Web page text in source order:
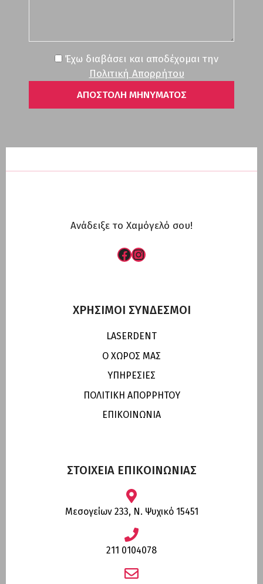
Έχω διαβάσει και αποδέχομαι την
Πολιτική Απορρήτου
Ανάδειξε το Χαμόγελό σου!
Facebook
Instagram
ΧΡΗΣΙΜΟΙ ΣΥΝΔΕΣΜΟΙ
LASERDENT
Ο ΧΩΡΟΣ ΜΑΣ
ΥΠΗΡΕΣΙΕΣ
ΠΟΛΙΤΙΚΗ ΑΠΟΡΡΗΤΟΥ
ΕΠΙΚΟΙΝΩΝΙΑ
ΣΤΟΙΧΕΙΑ ΕΠΙΚΟΙΝΩΝΙΑΣ
Μεσογείων 233, Ν. Ψυχικό 15451
211 0104078